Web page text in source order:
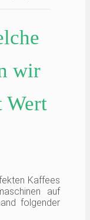
wir
Wert
Kaffees
auf
folgender